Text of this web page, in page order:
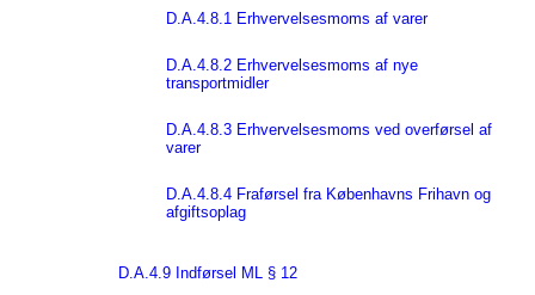
D.A.4.8.1 Erhvervelsesmoms af varer
D.A.4.8.2 Erhvervelsesmoms af nye
transportmidler
D.A.4.8.3 Erhvervelsesmoms ved overførsel af
varer
D.A.4.8.4 Fraførsel fra Københavns Frihavn og
afgiftsoplag
D.A.4.9 Indførsel ML § 12